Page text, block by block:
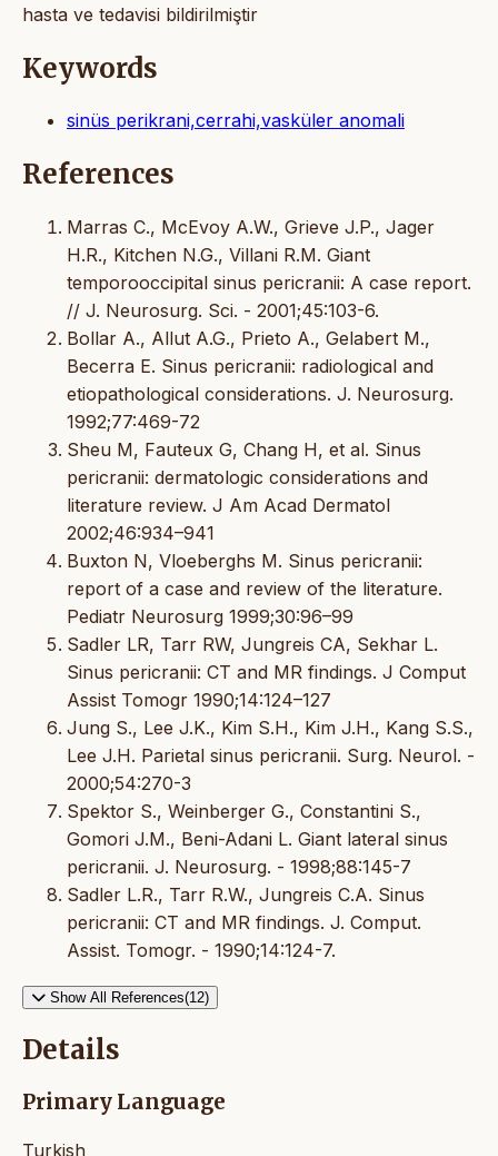
hasta ve tedavisi bildirilmiştir
Keywords
sinüs perikrani,cerrahi,vasküler anomali
References
Marras C., McEvoy A.W., Grieve J.P., Jager
H.R., Kitchen N.G., Villani R.M. Giant
temporooccipital sinus pericranii: A case report.
// J. Neurosurg. Sci. - 2001;45:103-6.
Bollar A., Allut A.G., Prieto A., Gelabert M.,
Becerra E. Sinus pericranii: radiological and
etiopathological considerations. J. Neurosurg.
1992;77:469-72
Sheu M, Fauteux G, Chang H, et al. Sinus
pericranii: dermatologic considerations and
literature review. J Am Acad Dermatol
2002;46:934–941
Buxton N, Vloeberghs M. Sinus pericranii:
report of a case and review of the literature.
Pediatr Neurosurg 1999;30:96–99
Sadler LR, Tarr RW, Jungreis CA, Sekhar L.
Sinus pericranii: CT and MR findings. J Comput
Assist Tomogr 1990;14:124–127
Jung S., Lee J.K., Kim S.H., Kim J.H., Kang S.S.,
Lee J.H. Parietal sinus pericranii. Surg. Neurol. -
2000;54:270-3
Spektor S., Weinberger G., Constantini S.,
Gomori J.M., Beni-Adani L. Giant lateral sinus
pericranii. J. Neurosurg. - 1998;88:145-7
Sadler L.R., Tarr R.W., Jungreis C.A. Sinus
pericranii: CT and MR findings. J. Comput.
Assist. Tomogr. - 1990;14:124-7.
Show All References(12)
Details
Primary Language
Turkish